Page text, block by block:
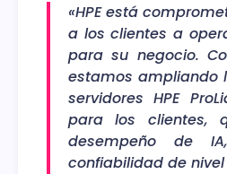
«HPE está
a los clientes a
para su negocio.
estamos ampliando
servidores HPE
para los clientes,
desempeño de
confiabilidad de